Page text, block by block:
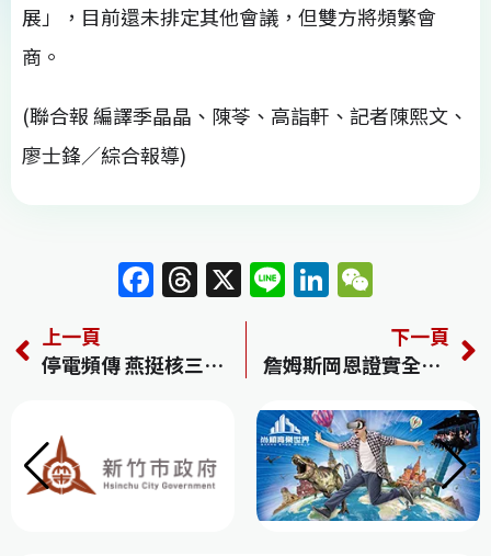
展」，目前還未排定其他會議，但雙方將頻繁會
商。
(聯合報 編譯季晶晶、陳苓、高詣軒、記者陳熙文、
廖士鋒／綜合報導)
F
a
c
e
o
o
T
h
re
a
s
X Li
n
e
Li
n
k
e
dI
n
C
h
at
上一頁
停電頻傳 燕挺核三延役公投 邁促強化電網
下一頁
詹姆斯岡恩證實全新《神力女超人》電影正在寫！影集也推進中